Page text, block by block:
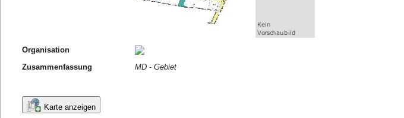
Organisation
Zusammenfassung
MD - Gebiet
Karte anzeigen